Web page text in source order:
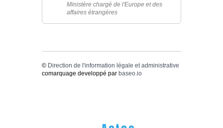
Ministère chargé de l'Europe et des
affaires étrangères
© Direction de l'information légale et administrative
comarquage developpé par baseo.io